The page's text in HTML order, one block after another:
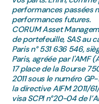
performances passées
performances futures.
CORUM Asset
de portefeuille, SAS au
Paris n° 531 636 546,
Paris, agréée par l'AMF
17 place de la Bourse
2011 sous le numéro
la directive AIFM 2011/
visa SCPI n°20-04 de